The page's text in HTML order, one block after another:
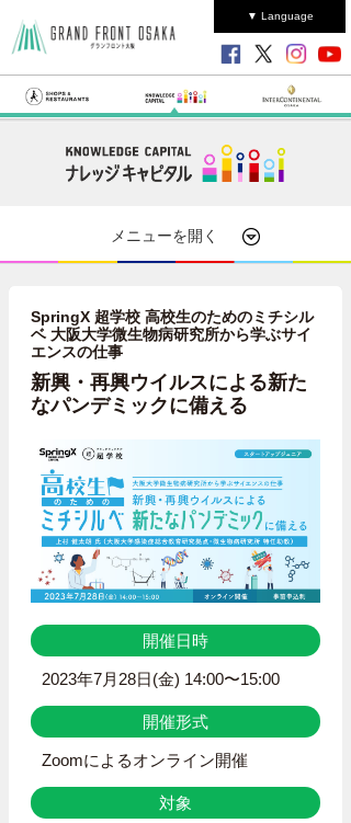
▼ Language
メニューを開く
SpringX 超学校 高校生のためのミチシル
ベ 大阪大学微生物病研究所から学ぶサイ
エンスの仕事
新興・再興ウイルスによる新た
なパンデミックに備える
開催日時
2023年7月28日(金) 14:00〜15:00
開催形式
Zoomによるオンライン開催
対象